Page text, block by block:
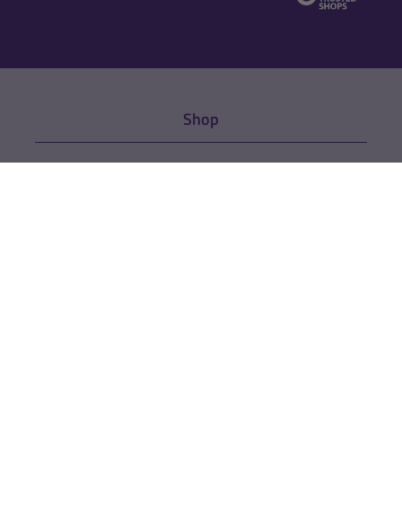
Shop
% Sale
Neukundengeschenk